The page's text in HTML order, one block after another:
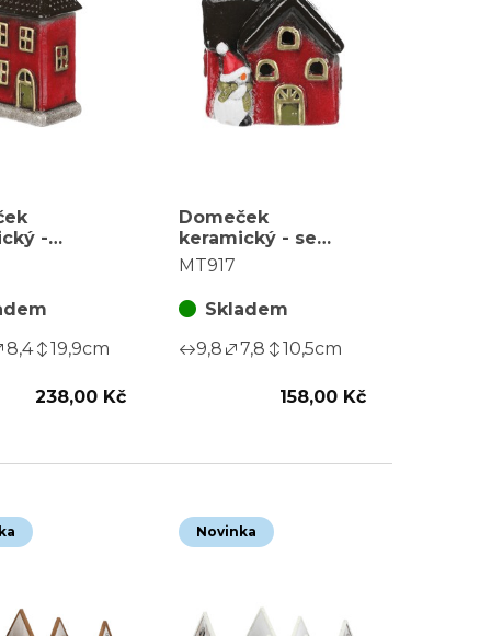
-
LED
8,4 19,9cm
238,00 Kč
Domeček
keramický - se
snehulákem, LED
MT917
Skladem
9,8
7,8 10,5cm
158,00 Kč
Novinka